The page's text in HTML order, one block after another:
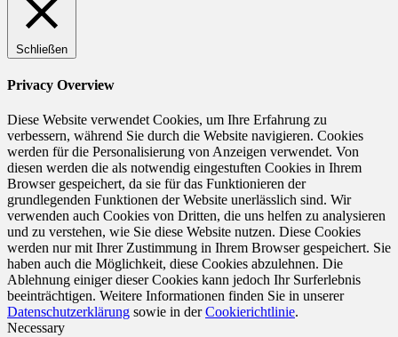
Schließen
Privacy Overview
Diese Website verwendet Cookies, um Ihre Erfahrung zu
verbessern, während Sie durch die Website navigieren. Cookies
werden für die Personalisierung von Anzeigen verwendet. Von
diesen werden die als notwendig eingestuften Cookies in Ihrem
Browser gespeichert, da sie für das Funktionieren der
grundlegenden Funktionen der Website unerlässlich sind. Wir
verwenden auch Cookies von Dritten, die uns helfen zu analysieren
und zu verstehen, wie Sie diese Website nutzen. Diese Cookies
werden nur mit Ihrer Zustimmung in Ihrem Browser gespeichert. Sie
haben auch die Möglichkeit, diese Cookies abzulehnen. Die
Ablehnung einiger dieser Cookies kann jedoch Ihr Surferlebnis
beeinträchtigen. Weitere Informationen finden Sie in unserer
Datenschutzerklärung sowie in derCookierichtlinie.
Necessary